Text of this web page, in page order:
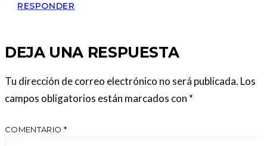
RESPONDER
DEJA UNA RESPUESTA
Tu dirección de correo electrónico no será publicada. Los
campos obligatorios están marcados con *
COMENTARIO *